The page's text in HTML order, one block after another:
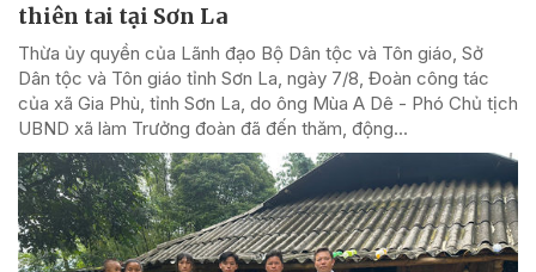
thiên tai tại Sơn La
Thừa ủy quyền của Lãnh đạo Bộ Dân tộc và Tôn giáo, Sở
Dân tộc và Tôn giáo tỉnh Sơn La, ngày 7/8, Đoàn công tác
của xã Gia Phù, tỉnh Sơn La, do ông Mùa A Dê - Phó Chủ tịch
UBND xã làm Trưởng đoàn đã đến thăm, động...